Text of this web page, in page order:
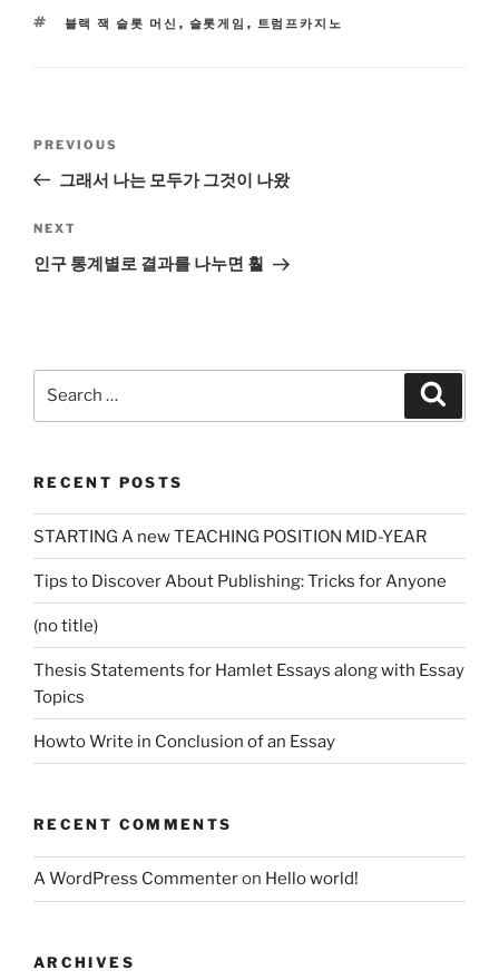
TAGS
블랙 잭 슬롯 머신 , 슬롯게임 , 트럼프카지노
Previous
Post
PREVIOUS
그래서 나는 모두가 그것이 나왔
Next
Post
NEXT
인구 통계별로 결과를 나누면 훨
RECENT POSTS
STARTING A new TEACHING POSITION MID-YEAR
Tips to Discover About Publishing: Tricks for Anyone
(no title)
Thesis Statements for Hamlet Essays along with Essay
Topics
Howto Write in Conclusion of an Essay
RECENT COMMENTS
A WordPress Commenteron Hello world!
ARCHIVES